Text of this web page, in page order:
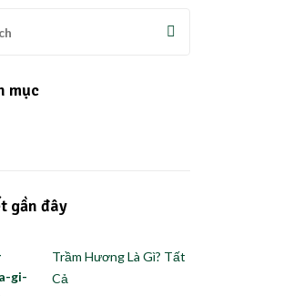
mục
gần đây
Trầm Hương Là Gì? Tất
Cả